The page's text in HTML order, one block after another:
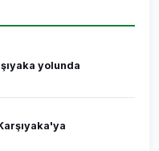
yolunda